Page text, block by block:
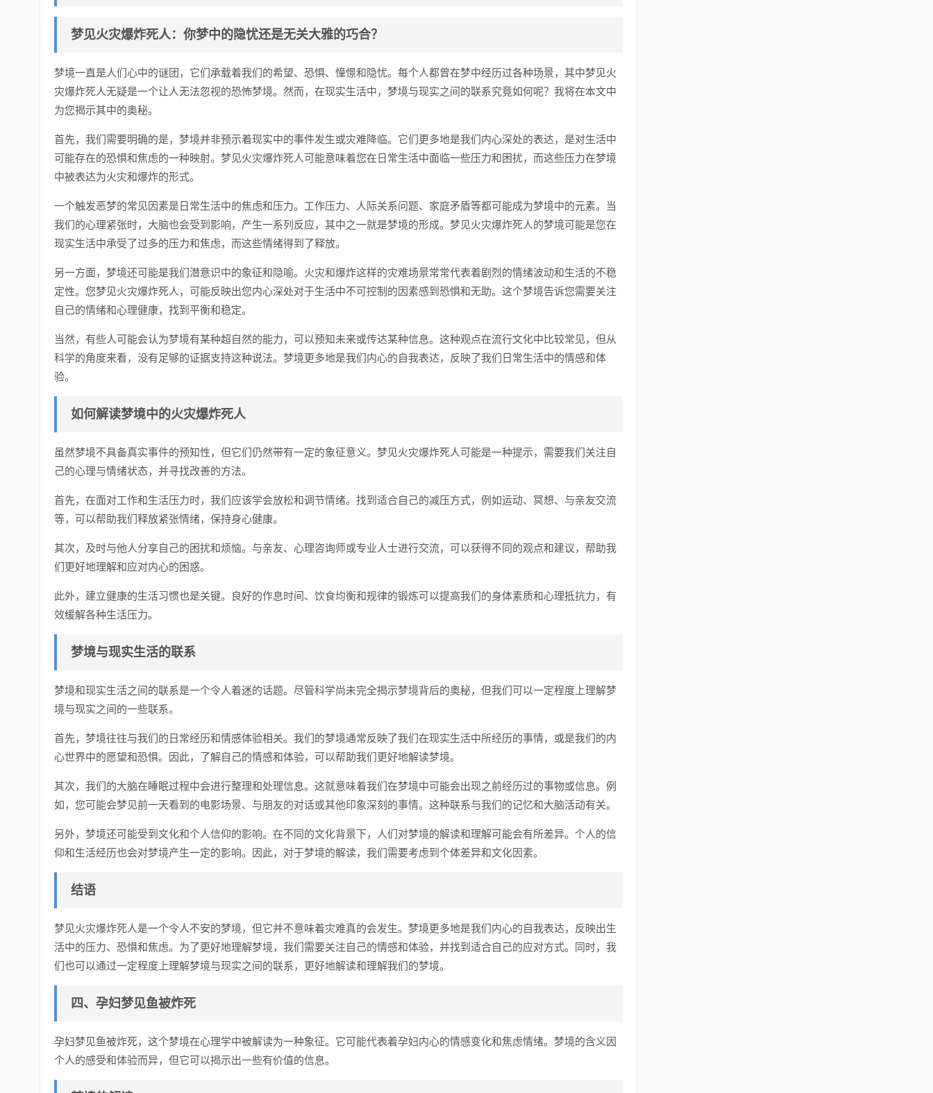
梦见火灾爆炸死人：你梦中的隐忧还是无关大雅的巧合？
梦境一直是人们心中的谜团，它们承载着我们的希望、恐惧、憧憬和隐忧。每个人都曾在梦中经历过各种场景，其中梦见火
灾爆炸死人无疑是一个让人无法忽视的恐怖梦境。然而，在现实生活中，梦境与现实之间的联系究竟如何呢？我将在本文中
为您揭示其中的奥秘。
首先，我们需要明确的是，梦境并非预示着现实中的事件发生或灾难降临。它们更多地是我们内心深处的表达，是对生活中
可能存在的恐惧和焦虑的一种映射。梦见火灾爆炸死人可能意味着您在日常生活中面临一些压力和困扰，而这些压力在梦境
中被表达为火灾和爆炸的形式。
一个触发恶梦的常见因素是日常生活中的焦虑和压力。工作压力、人际关系问题、家庭矛盾等都可能成为梦境中的元素。当
我们的心理紧张时，大脑也会受到影响，产生一系列反应，其中之一就是梦境的形成。梦见火灾爆炸死人的梦境可能是您在
现实生活中承受了过多的压力和焦虑，而这些情绪得到了释放。
另一方面，梦境还可能是我们潜意识中的象征和隐喻。火灾和爆炸这样的灾难场景常常代表着剧烈的情绪波动和生活的不稳
定性。您梦见火灾爆炸死人，可能反映出您内心深处对于生活中不可控制的因素感到恐惧和无助。这个梦境告诉您需要关注
自己的情绪和心理健康，找到平衡和稳定。
当然，有些人可能会认为梦境有某种超自然的能力，可以预知未来或传达某种信息。这种观点在流行文化中比较常见，但从
科学的角度来看，没有足够的证据支持这种说法。梦境更多地是我们内心的自我表达，反映了我们日常生活中的情感和体
验。
如何解读梦境中的火灾爆炸死人
虽然梦境不具备真实事件的预知性，但它们仍然带有一定的象征意义。梦见火灾爆炸死人可能是一种提示，需要我们关注自
己的心理与情绪状态，并寻找改善的方法。
首先，在面对工作和生活压力时，我们应该学会放松和调节情绪。找到适合自己的减压方式，例如运动、冥想、与亲友交流
等，可以帮助我们释放紧张情绪，保持身心健康。
其次，及时与他人分享自己的困扰和烦恼。与亲友、心理咨询师或专业人士进行交流，可以获得不同的观点和建议，帮助我
们更好地理解和应对内心的困惑。
此外，建立健康的生活习惯也是关键。良好的作息时间、饮食均衡和规律的锻炼可以提高我们的身体素质和心理抵抗力，有
效缓解各种生活压力。
梦境与现实生活的联系
梦境和现实生活之间的联系是一个令人着迷的话题。尽管科学尚未完全揭示梦境背后的奥秘，但我们可以一定程度上理解梦
境与现实之间的一些联系。
首先，梦境往往与我们的日常经历和情感体验相关。我们的梦境通常反映了我们在现实生活中所经历的事情，或是我们的内
心世界中的愿望和恐惧。因此，了解自己的情感和体验，可以帮助我们更好地解读梦境。
其次，我们的大脑在睡眠过程中会进行整理和处理信息。这就意味着我们在梦境中可能会出现之前经历过的事物或信息。例
如，您可能会梦见前一天看到的电影场景、与朋友的对话或其他印象深刻的事情。这种联系与我们的记忆和大脑活动有关。
另外，梦境还可能受到文化和个人信仰的影响。在不同的文化背景下，人们对梦境的解读和理解可能会有所差异。个人的信
仰和生活经历也会对梦境产生一定的影响。因此，对于梦境的解读，我们需要考虑到个体差异和文化因素。
结语
梦见火灾爆炸死人是一个令人不安的梦境，但它并不意味着灾难真的会发生。梦境更多地是我们内心的自我表达，反映出生
活中的压力、恐惧和焦虑。为了更好地理解梦境，我们需要关注自己的情感和体验，并找到适合自己的应对方式。同时，我
们也可以通过一定程度上理解梦境与现实之间的联系，更好地解读和理解我们的梦境。
四、孕妇梦见鱼被炸死
孕妇梦见鱼被炸死，这个梦境在心理学中被解读为一种象征。它可能代表着孕妇内心的情感变化和焦虑情绪。梦境的含义因
个人的感受和体验而异，但它可以揭示出一些有价值的信息。